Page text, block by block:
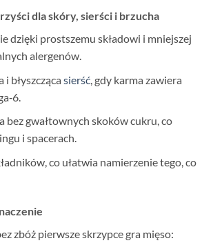
dla skóry, sierści i brzucha
dzięki prostszemu składowi i mniejszej
alergenów.
błyszcząca sierść, gdy karma zawiera
bez gwałtownych skoków cukru, co
i spacerach.
co ułatwia namierzenie tego, co
zbóż pierwsze skrzypce gra mięso: